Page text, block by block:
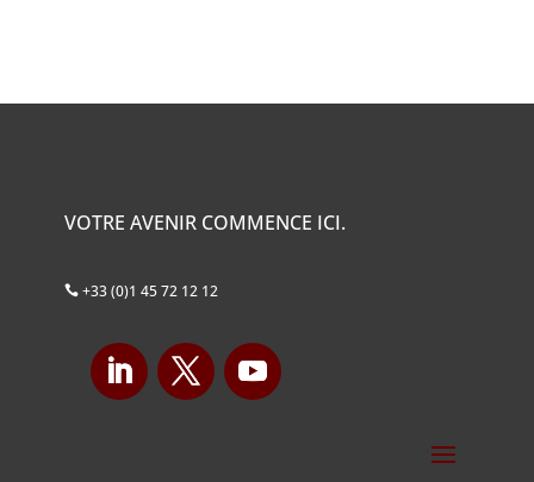
VOTRE AVENIR COMMENCE ICI.
+33 (0)1 45 72 12 12